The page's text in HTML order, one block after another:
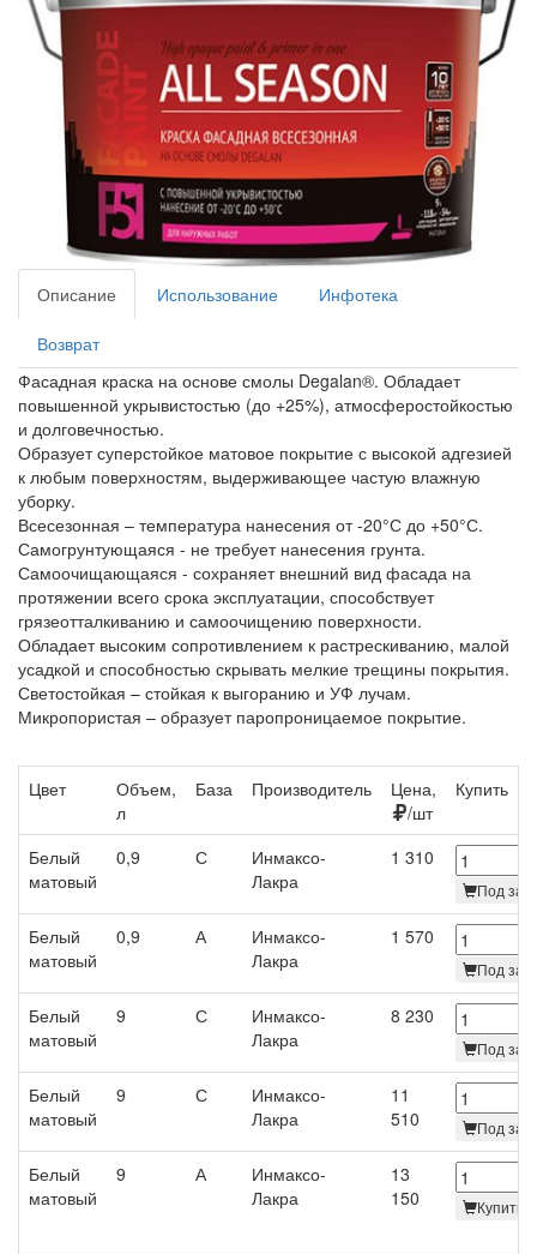
Описание Использование Инфотека
Возврат
Фасадная краска на основе смолы Degalan®. Обладает
повышенной укрывистостью (до +25%), атмосферостойкостью
и долговечностью.
Образует суперстойкое матовое покрытие с высокой адгезией
к любым поверхностям, выдерживающее частую влажную
уборку.
Всесезонная – температура нанесения от -20°С до +50°С.
Самогрунтующаяся - не требует нанесения грунта.
Самоочищающаяся - сохраняет внешний вид фасада на
протяжении всего срока эксплуатации, способствует
грязеотталкиванию и самоочищению поверхности.
Обладает высоким сопротивлением к растрескиванию, малой
усадкой и способностью скрывать мелкие трещины покрытия.
Светостойкая – стойкая к выгоранию и УФ лучам.
Микропористая – образует паропроницаемое покрытие.
Цвет
Объем,
л
База Производитель
Цена,
/шт
Купить
Белый
матовый
0,9 С
Инмаксо-
Лакра
1 310
Под
Белый
матовый
0,9 А
Инмаксо-
Лакра
1 570
Под
Белый
матовый
9 С
Инмаксо-
Лакра
8 230
Под
Белый
матовый
9 С
Инмаксо-
Лакра
11
510
Под
Белый
матовый
9 А
Инмаксо-
Лакра
13
150
Купить